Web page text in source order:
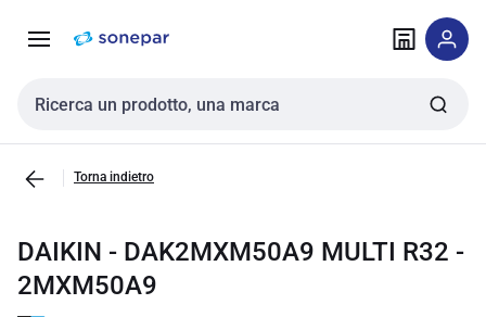
navigazione alla
Cerca input
Torna indietro
DAIKIN - DAK2MXM50A9 MULTI R32 -
2MXM50A9